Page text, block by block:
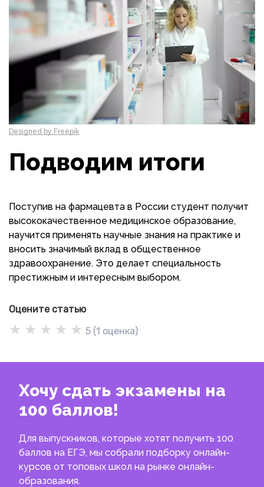
Designed by Freepik
Подводим итоги
Поступив на фармацевта в России студент получит
высококачественное медицинское образование,
научится применять научные знания на практике и
вносить значимый вклад в общественное
здравоохранение. Это делает специальность
престижным и интересным выбором.
Оцените статью
★ ★ ★ ★ ★ 5 (1 оценка)
Хочу сдать экзамены на
100 баллов!
Для выпускников, которые хотят получить 100
баллов на ЕГЭ, мы собрали подборку онлайн-
курсов от топовых школ на рынке онлайн-
образования.